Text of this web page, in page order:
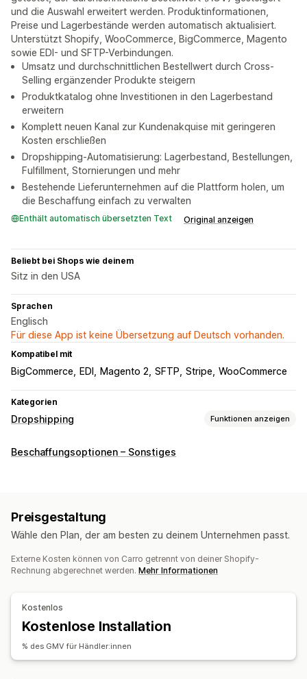
und die Auswahl erweitert werden. Produktinformationen,
Preise und Lagerbestände werden automatisch aktualisiert.
Unterstützt Shopify, WooCommerce, BigCommerce, Magento
sowie EDI- und SFTP-Verbindungen.
Umsatz und durchschnittlichen Bestellwert durch Cross-
Selling ergänzender Produkte steigern
Produktkatalog ohne Investitionen in den Lagerbestand
erweitern
Komplett neuen Kanal zur Kundenakquise mit geringeren
Kosten erschließen
Dropshipping-Automatisierung: Lagerbestand, Bestellungen,
Fulfillment, Stornierungen und mehr
Bestehende Lieferunternehmen auf die Plattform holen, um
die Beschaffung einfach zu verwalten
Enthält automatisch übersetzten Text Original anzeigen
Beliebt bei Shops wie deinem
Sitz in den USA
Sprachen
Englisch
Für diese App ist keine Übersetzung auf Deutsch vorhanden.
Kompatibel mit
BigCommerce EDI Magento 2 SFTP Stripe WooCommerce
Kategorien
Dropshipping Funktionen anzeigen
Produkte, die du verkaufen kannst
Australien Kanada
Vereinigtes Königreich
Beschaffungsoptionen – Sonstiges
Preisgestaltung
Wähle den Plan, der am besten zu deinem Unternehmen passt.
Externe Kosten können von Carro getrennt von deiner Shopify-
Rechnung abgerechnet werden. Mehr Informationen
Kostenlos
Kostenlose Installation
% des GMV für Händler:innen